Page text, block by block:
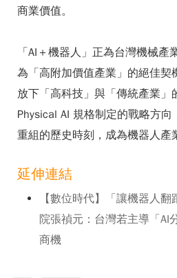
商業價值。
「AI＋機器人」正為台灣機械
為「高附加價值產業」的絕佳契
放下「高科技」與「傳統產業」
Physical AI 規格制定的戰略方
重組的歷史時刻，成為機器人產
延伸連結
【數位時代】「讓機器人
院張禎元：台灣若主導「AI
商機